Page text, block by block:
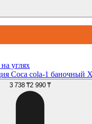
углях
Coca cola-1 баночный
3 738 ₸2 990 ₸